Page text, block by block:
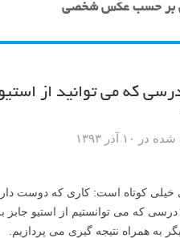
بر حسب عکس شخصی
درسی که می توانید از
۱۰ آذر ۱۳۹۳
خیلی کوتاه است: کاری که دوست
به همراه نتیجه گیری می پردازیم.